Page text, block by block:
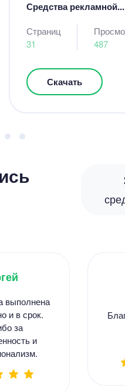
Средства рекламной...
Страниц
31
487
Скачать
выполнена
и в срок.
за
и